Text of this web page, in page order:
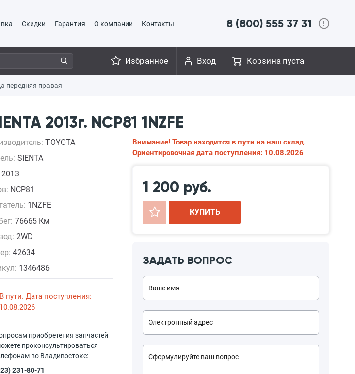
Скидки Гарантия О компании Контакты 8 (800) 555 37 31
Корзина пуста
Вход
Избранное
передняя правая
2013г. NCP81 1NZFE
TOYOTA
SIENTA
2013
NCP81
1NZFE
76665 Км
2WD
42634
1346486
В пути. Дата поступления:
10.08.2026
приобретения запчастей
проконсультироваться
во Владивостоке:
231-80-71
Внимание! Товар находится в пути на наш склад.
Ориентировочная дата поступления: 10.08.2026
1 200 руб.
+ КУПИТЬ
ЗАДАТЬ ВОПРОС